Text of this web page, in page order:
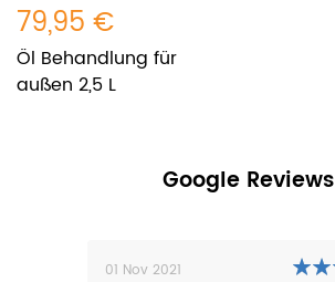
79,95 €
Öl Behandlung für
außen 2,5 L
Google Reviews
01 Nov 2021